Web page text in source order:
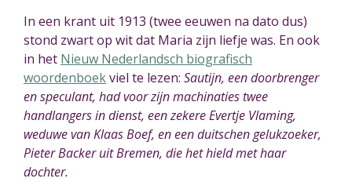
In een krant uit 1913 (twee eeuwen na dato dus)
stond zwart op wit dat Maria zijn liefje was. En ook
in het Nieuw Nederlandsch biografisch
woordenboekviel te lezen: Sautijn, een doorbrenger
en speculant, had voor zijn machinaties twee
handlangers in dienst, een zekere Evertje Vlaming,
weduwe van Klaas Boef, en een duitschen gelukzoeker,
Pieter Backer uit Bremen, die het hield met haar
dochter.